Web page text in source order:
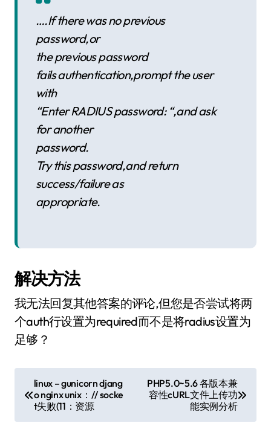
….If there was no previous
password,or
the previous password
fails authentication,prompt the user
with
“Enter RADIUS password: “,and ask
for another
password.
Try this password,and return
success/failure as
appropriate.
解决方法
我无法回复其他答案的评论,但您是否尝试将两
个auth行设置为required而不是将radius设置为
足够？
章
linux – gunicorn djang
o nginx unix：// socke
t失败(11：资源
PHP5.0~5.6 各版本兼
容性cURL文件上传功
能实例分析